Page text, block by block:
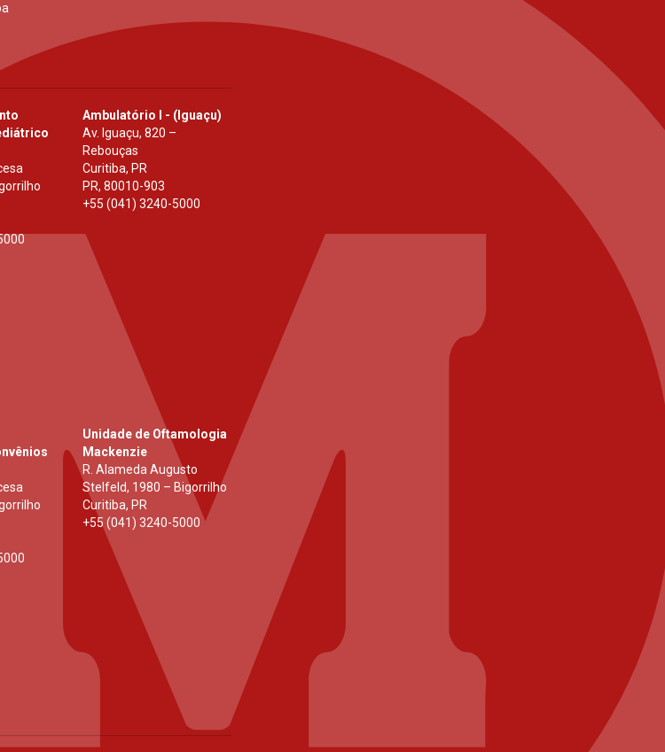
Ambulatório I - (Iguaçu)
Av. Iguaçu, 820 –
Rebouças
Curitiba, PR
PR, 80010-903
+55 (041) 3240-5000
Unidade de Oftamologia
Mackenzie
R. Alameda Augusto
Stelfeld, 1980 – Bigorrilho
Curitiba, PR
+55 (041) 3240-5000